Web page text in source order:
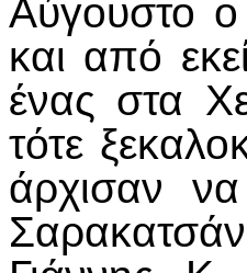
Αύγουστο ο
και από
ένας στα
τότε
άρχισαν